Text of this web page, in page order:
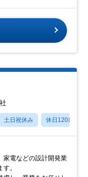
土日祝休み 休日120日以上
家電などの設計開発業
。